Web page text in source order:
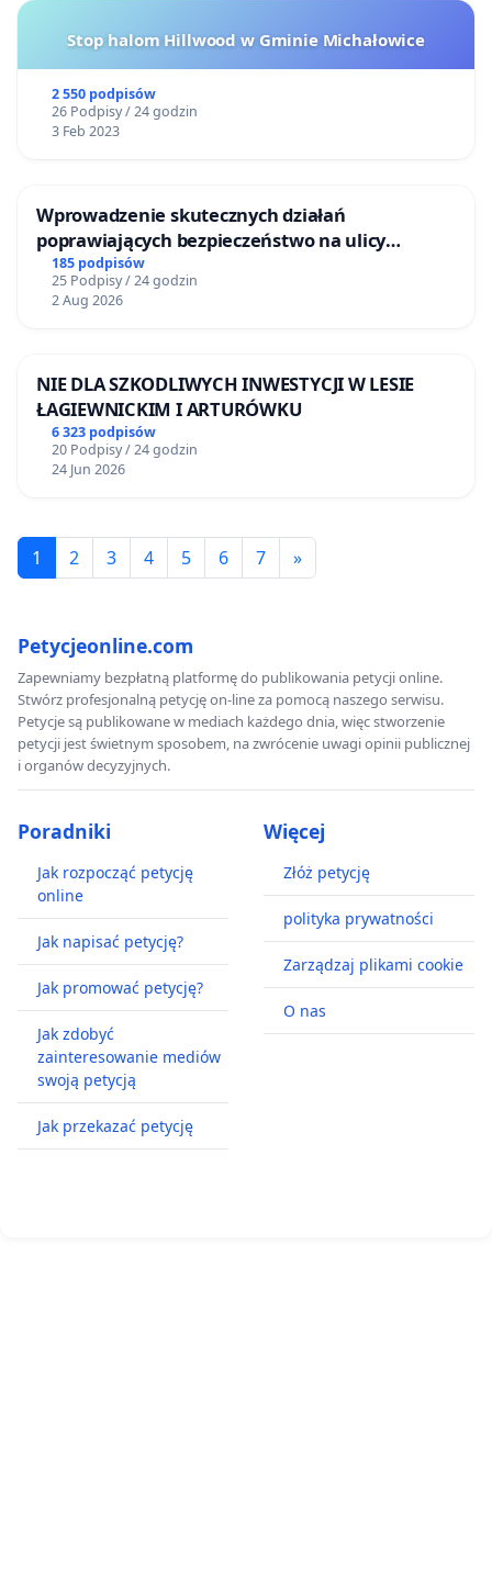
Stop halom Hillwood w Gminie Michałowice
2 550 podpisów
26 Podpisy / 24 godzin
3 Feb 2023
Wprowadzenie skutecznych działań
poprawiających bezpieczeństwo na ulicy
Żeromskiego w Otwocku
185 podpisów
25 Podpisy / 24 godzin
2 Aug 2026
NIE DLA SZKODLIWYCH INWESTYCJI W LESIE
ŁAGIEWNICKIM I ARTURÓWKU
6 323 podpisów
20 Podpisy / 24 godzin
24 Jun 2026
1 2 3 4 5 6 7 »
Petycjeonline.com
Zapewniamy bezpłatną platformę do publikowania petycji online.
Stwórz profesjonalną petycję on-line za pomocą naszego serwisu.
Petycje są publikowane w mediach każdego dnia, więc stworzenie
petycji jest świetnym sposobem, na zwrócenie uwagi opinii publicznej
i organów decyzyjnych.
Poradniki
Jak rozpocząć petycję
online
Jak napisać petycję?
Jak promować petycję?
Jak zdobyć
zainteresowanie mediów
swoją petycją
Jak przekazać petycję
Więcej
Złóż petycję
polityka prywatności
Zarządzaj plikami cookie
O nas